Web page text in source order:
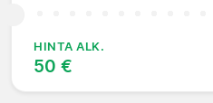
HINTA ALK.
50 €